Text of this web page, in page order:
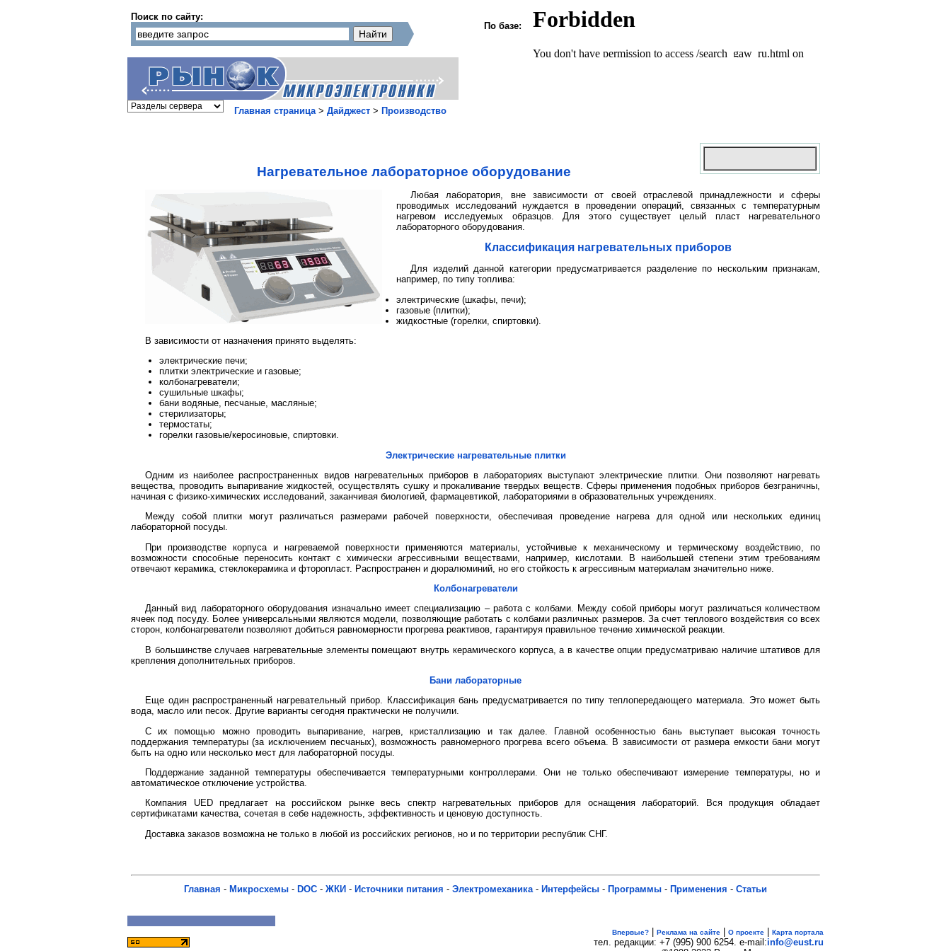
Поиск по сайту:
По базе:
Главная страница> Дайджест > Производство
Нагревательное лабораторное оборудование
Любая лаборатория, вне зависимости от своей отраслевой принадлежности и сферы
проводимых исследований нуждается в проведении операций, связанных с температурным
нагревом исследуемых образцов. Для этого существует целый пласт нагревательного
лабораторного оборудования.
Классификация нагревательных приборов
Для изделий данной категории предусматривается разделение по нескольким признакам,
например, по типу топлива:
электрические (шкафы, печи);
газовые (плитки);
жидкостные (горелки, спиртовки).
В зависимости от назначения принято выделять:
электрические печи;
плитки электрические и газовые;
колбонагреватели;
сушильные шкафы;
бани водяные, песчаные, масляные;
стерилизаторы;
термостаты;
горелки газовые/керосиновые, спиртовки.
Электрические нагревательные плитки
Одним из наиболее распространенных видов нагревательных приборов в лабораториях выступают электрические плитки. Они позволяют нагревать
вещества, проводить выпаривание жидкостей, осуществлять сушку и прокаливание твердых веществ. Сферы применения подобных приборов безграничны,
начиная с физико-химических исследований, заканчивая биологией, фармацевтикой, лабораториями в образовательных учреждениях.
Между собой плитки могут различаться размерами рабочей поверхности, обеспечивая проведение нагрева для одной или нескольких единиц
лабораторной посуды.
При производстве корпуса и нагреваемой поверхности применяются материалы, устойчивые к механическому и термическому воздействию, по
возможности способные переносить контакт с химически агрессивными веществами, например, кислотами. В наибольшей степени этим требованиям
отвечают керамика, стеклокерамика и фторопласт. Распространен и дюралюминий, но его стойкость к агрессивным материалам значительно ниже.
Колбонагреватели
Данный вид лабораторного оборудования изначально имеет специализацию – работа с колбами. Между собой приборы могут различаться количеством
ячеек под посуду. Более универсальными являются модели, позволяющие работать с колбами различных размеров. За счет теплового воздействия со всех
сторон, колбонагреватели позволяют добиться равномерности прогрева реактивов, гарантируя правильное течение химической реакции.
В большинстве случаев нагревательные элементы помещают внутрь керамического корпуса, а в качестве опции предусматриваю наличие штативов для
крепления дополнительных приборов.
Бани лабораторные
Еще один распространенный нагревательный прибор. Классификация бань предусматривается по типу теплопередающего материала. Это может быть
вода, масло или песок. Другие варианты сегодня практически не получили.
С их помощью можно проводить выпаривание, нагрев, кристаллизацию и так далее. Главной особенностью бань выступает высокая точность
поддержания температуры (за исключением песчаных), возможность равномерного прогрева всего объема. В зависимости от размера емкости бани могут
быть на одно или несколько мест для лабораторной посуды.
Поддержание заданной температуры обеспечивается температурными контроллерами. Они не только обеспечивают измерение температуры, но и
автоматическое отключение устройства.
Компания UED предлагает на российском рынке весь спектр нагревательных приборов для оснащения лабораторий. Вся продукция обладает
сертификатами качества, сочетая в себе надежность, эффективность и ценовую доступность.
Доставка заказов возможна не только в любой из российских регионов, но и по территории республик СНГ.
Главная - Микросхемы - DOC - ЖКИ - Источники питания - Электромеханика- Интерфейсы - Программы - Применения - Статьи
Впервые? Реклама на сайте О проекте Карта портала
тел. редакции: +7 (995) 900 6254. e-mail:info@eust.ru